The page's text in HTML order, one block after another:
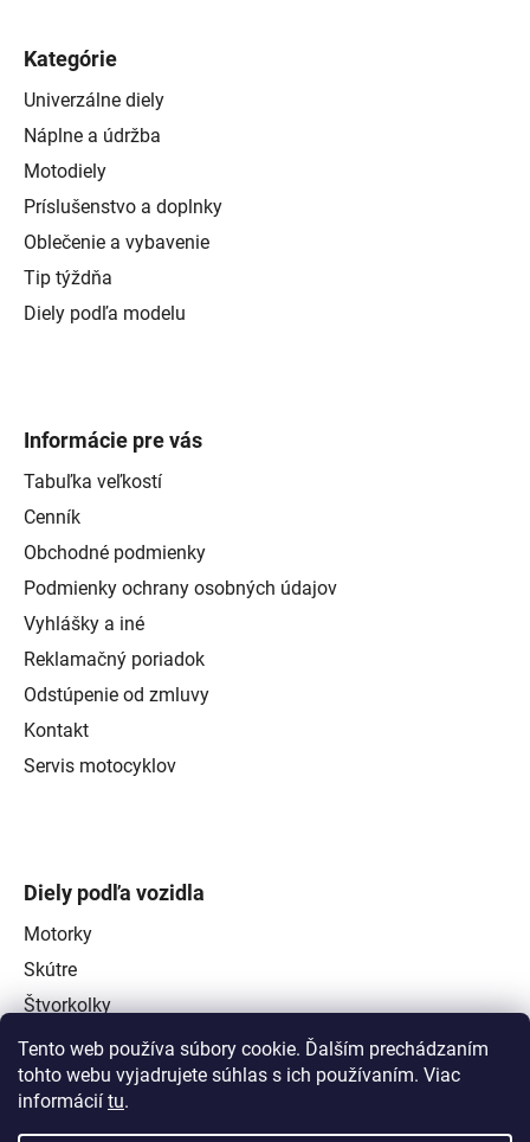
Tento web používa súbory cookie. Ďalším prechádzaním
tohto webu vyjadrujete súhlas s ich používaním. Viac
informácií tu.
Kategórie
Univerzálne diely
Náplne a údržba
Motodiely
Príslušenstvo a doplnky
Oblečenie a vybavenie
Tip týždňa
Diely podľa modelu
Informácie pre vás
Tabuľka veľkostí
Cenník
Obchodné podmienky
Podmienky ochrany osobných údajov
Vyhlášky a iné
Reklamačný poriadok
Odstúpenie od zmluvy
Kontakt
Servis motocyklov
Diely podľa vozidla
Motorky
Skútre
Štvorkolky